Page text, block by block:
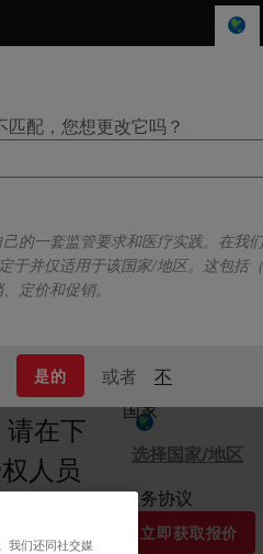
配，您想更改它吗？
的一套监管要求和医疗实践。在我
于并仅适用于该国家/地区。这包括
定价和促销。
是的 或者 不
）和
在下
人员
立即根据您的需
国家
选择国家/地区
服务协议
立即获取报价
我们还同社交媒